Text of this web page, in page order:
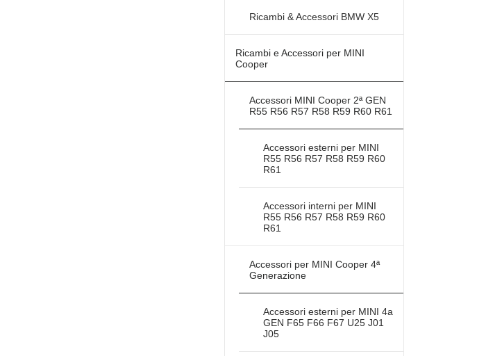
Ricambi & Accessori BMW X5
Ricambi e Accessori per MINI
Cooper
Accessori MINI Cooper 2ª GEN
R55 R56 R57 R58 R59 R60 R61
Accessori esterni per MINI
R55 R56 R57 R58 R59 R60
R61
Accessori interni per MINI
R55 R56 R57 R58 R59 R60
R61
Accessori per MINI Cooper 4ª
Generazione
Accessori esterni per MINI 4a
GEN F65 F66 F67 U25 J01
J05